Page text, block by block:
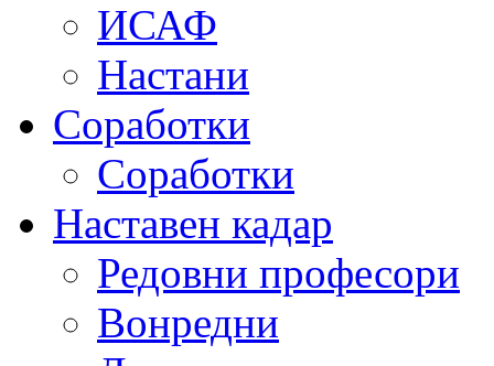
ИСАФ
Настани
Соработки
Соработки
Наставен кадар
Редовни професори
Вонредни